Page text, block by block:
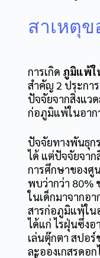
สาเหตุ
การเกิด ภูมิแพ้ใ
สำคัญ 2 ประกา
ปัจจัยจากสิ่งแว
ก่อภูมิแพ้ในอาก
ปัจจัยทางพันธุก
ได้ แต่ปัจจัยจาก
การศึกษาของศู
พบว่ากว่า 80%
ในเด็กมาจากอ
สารก่อภูมิแพ้ใ
ได้แก่ ไรฝุ่นซึ่ง
เล่นตุ๊กตา สปอ
ละอองเกสรดอ